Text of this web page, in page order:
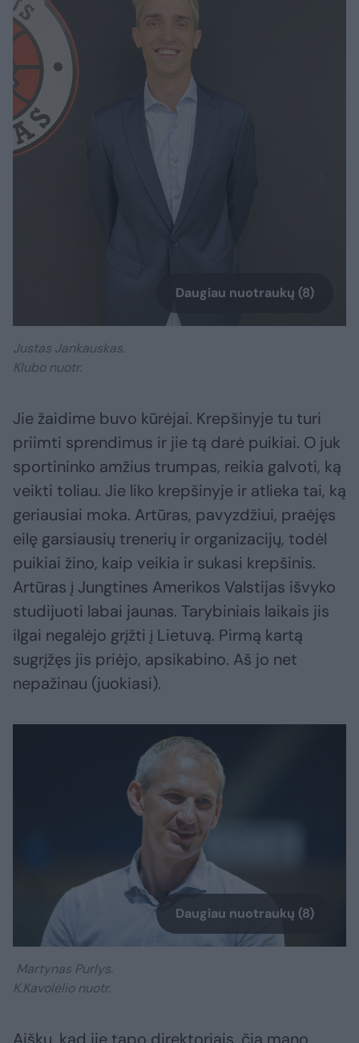
Daugiau nuotraukų (8)
Justas Jankauskas.
Klubo nuotr.
Jie žaidime buvo kūrėjai. Krepšinyje tu turi
priimti sprendimus ir jie tą darė puikiai. O juk
sportininko amžius trumpas, reikia galvoti, ką
veikti toliau. Jie liko krepšinyje ir atlieka tai, ką
geriausiai moka. Artūras, pavyzdžiui, praėjęs
eilę garsiausių trenerių ir organizacijų, todėl
puikiai žino, kaip veikia ir sukasi krepšinis.
Artūras į Jungtines Amerikos Valstijas išvyko
studijuoti labai jaunas. Tarybiniais laikais jis
ilgai negalėjo grįžti į Lietuvą. Pirmą kartą
sugrįžęs jis priėjo, apsikabino. Aš jo net
nepažinau (juokiasi).
Daugiau nuotraukų (8)
Martynas Purlys.
K.Kavolėlio nuotr.